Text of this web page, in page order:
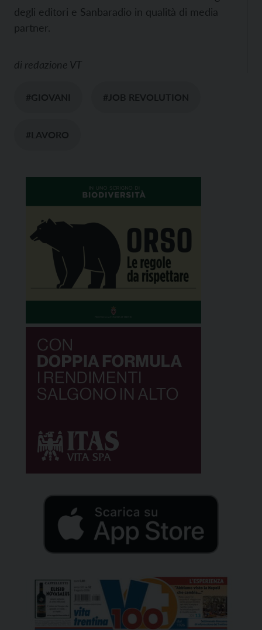
degli editori e Sanbaradio in qualità di media
partner.
di redazione VT
#GIOVANI #JOB REVOLUTION
#LAVORO